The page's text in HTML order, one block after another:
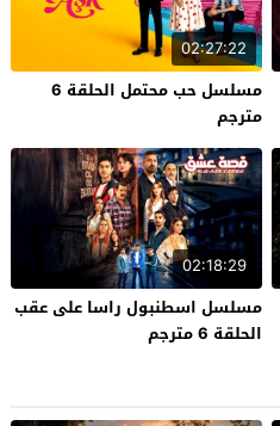
02:27:22
مسلسل حب محتمل الحلقة 6
مترجم
02:18:29
مسلسل اسطنبول راسا على عقب
الحلقة 6 مترجم